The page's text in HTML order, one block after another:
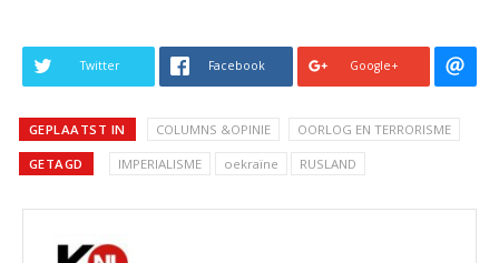
Twitter Facebook Google+
GEPLAATST IN COLUMNS &OPINIE OORLOG EN TERRORISME
GETAGD IMPERIALISME oekraïne RUSLAND